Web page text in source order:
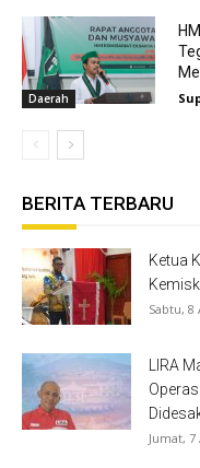
Daerah
BERITA TERBARU
Ketua
Sabtu, 8
LIRA
Jumat, 7